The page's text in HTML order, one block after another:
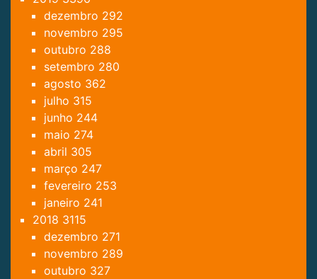
dezembro 292
novembro 295
outubro 288
setembro 280
agosto 362
julho 315
junho 244
maio 274
abril 305
março 247
fevereiro 253
janeiro 241
2018 3115
dezembro 271
novembro 289
outubro 327